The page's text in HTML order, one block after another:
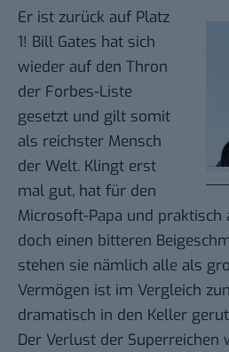
Er ist zurück auf Platz
1! Bill Gates hat sich
wieder auf den Thron
der Forbes-Liste
gesetzt und gilt somit
als reichster Mensch
der Welt. Klingt erst
mal gut, hat für den
Microsoft-Papa und
doch einen bitteren
stehen sie nämlich alle als
Vermögen ist im Vergleich
dramatisch in den Keller
Der Verlust der Superreichen